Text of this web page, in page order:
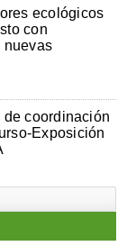
ecológicos
con
nuevas
coordinación
Exposición